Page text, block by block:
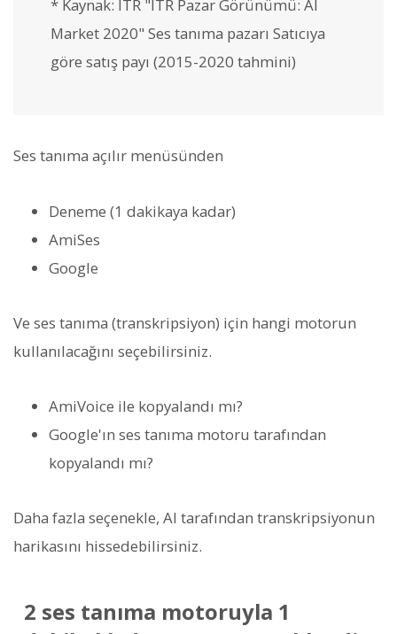
* Kaynak: ITR "ITR Pazar Görünümü: AI
Market 2020" Ses tanıma pazarı Satıcıya
göre satış payı (2015-2020 tahmini)
Ses tanıma açılır menüsünden
Deneme (1 dakikaya kadar)
AmiSes
Google
Ve ses tanıma (transkripsiyon) için hangi motorun
kullanılacağını seçebilirsiniz.
AmiVoice ile kopyalandı mı?
Google'ın ses tanıma motoru tarafından
kopyalandı mı?
Daha fazla seçenekle, AI tarafından transkripsiyonun
harikasını hissedebilirsiniz.
2 ses tanıma motoruyla 1